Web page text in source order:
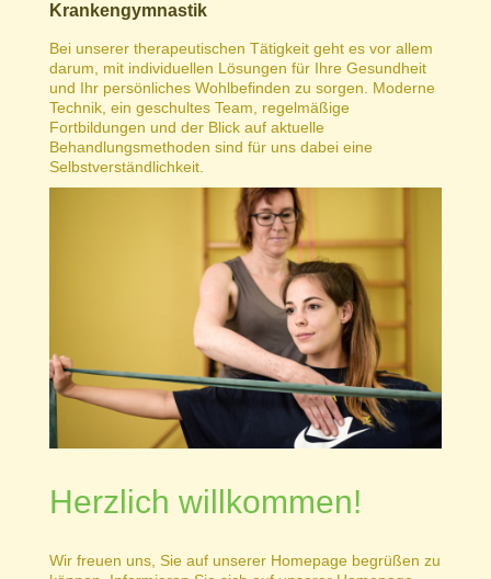
Krankengymnastik
Bei unserer therapeutischen Tätigkeit geht es vor allem
darum, mit individuellen Lösungen für Ihre Gesundheit
und Ihr persönliches Wohlbefinden zu sorgen. Moderne
Technik, ein geschultes Team, regelmäßige
Fortbildungen und der Blick auf aktuelle
Behandlungsmethoden sind für uns dabei eine
Selbstverständlichkeit.
Herzlich willkommen!
Wir freuen uns, Sie auf unserer Homepage begrüßen zu